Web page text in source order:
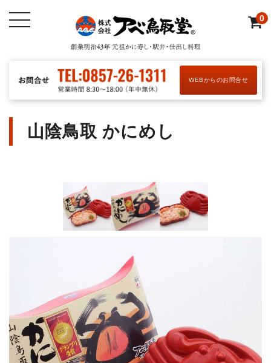
WEBからのお問合せ
0
山陰鳥取 かにめし